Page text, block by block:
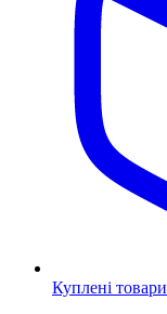
Куплені товари